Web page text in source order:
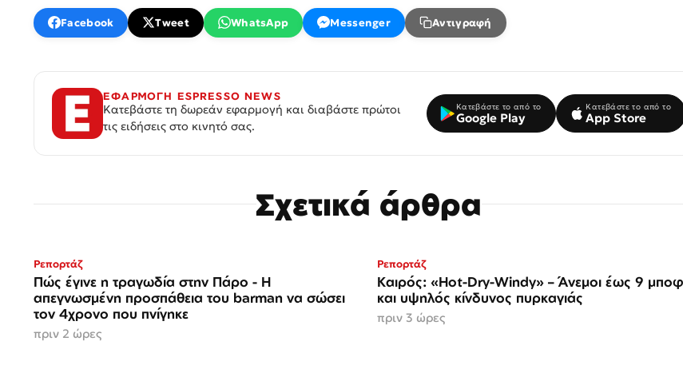
Facebook Tweet WhatsApp Messenger Αντιγραφή
ΕΦΑΡΜΟΓΗ ESPRESSO NEWS
Κατεβάστε τη δωρεάν εφαρμογή και διαβάστε πρώτοι
τις ειδήσεις στο κινητό σας.
Κατεβάστε το από το
Google Play
Κατεβάστε το από το
App Store
Σχετικά άρθρα
Ρεπορτάζ
Πώς έγινε η τραγωδία στην Πάρο - Η
απεγνωσμένη προσπάθεια του barman να σώσει
τον 4χρονο που πνίγηκε
πριν 2 ώρες
Ρεπορτάζ
Καιρός: «Hot-Dry-Windy» – Άνεμοι έως 9 μποφόρ
και υψηλός κίνδυνος πυρκαγιάς
πριν 3 ώρες